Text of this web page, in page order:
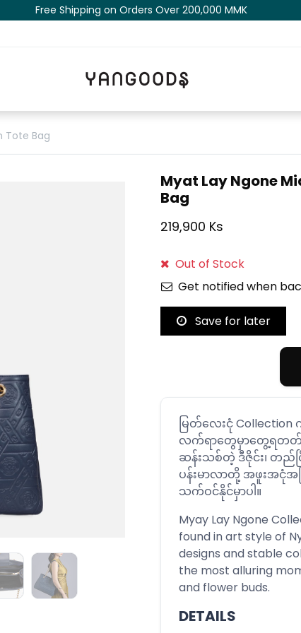
Free Shipping on Orders Over 200,000 MM​K​​ ​​​
Tote Bag
Myat Lay Ngone
Bag
219,900 Ks
Out of Stock
Get notified when
Save for later
မြတ်လေးငုံ
လက်ရာတွေမှာတွေ့ရတတ်တဲ့
ဆန်းသစ်တဲ့ ဒီဇိုင်း၊ တည်
ပန်းမာလာတို့ အဖူးအငုံ
သက်ဝင်နိုင်မှာပါ။
Myay Lay Ngone
found in art style of
designs and stable
the most alluring
and flower buds.
DETAILS